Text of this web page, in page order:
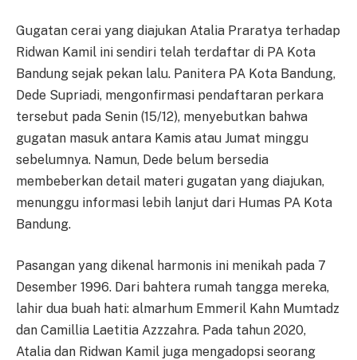
Gugatan cerai yang diajukan Atalia Praratya terhadap
Ridwan Kamil ini sendiri telah terdaftar di PA Kota
Bandung sejak pekan lalu. Panitera PA Kota Bandung,
Dede Supriadi, mengonfirmasi pendaftaran perkara
tersebut pada Senin (15/12), menyebutkan bahwa
gugatan masuk antara Kamis atau Jumat minggu
sebelumnya. Namun, Dede belum bersedia
membeberkan detail materi gugatan yang diajukan,
menunggu informasi lebih lanjut dari Humas PA Kota
Bandung.
Pasangan yang dikenal harmonis ini menikah pada 7
Desember 1996. Dari bahtera rumah tangga mereka,
lahir dua buah hati: almarhum Emmeril Kahn Mumtadz
dan Camillia Laetitia Azzzahra. Pada tahun 2020,
Atalia dan Ridwan Kamil juga mengadopsi seorang